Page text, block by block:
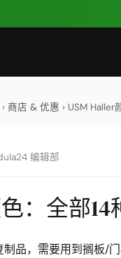
› 商店 & 优惠 › USM Haller
编辑部
：全部
制品，需要用到搁板/